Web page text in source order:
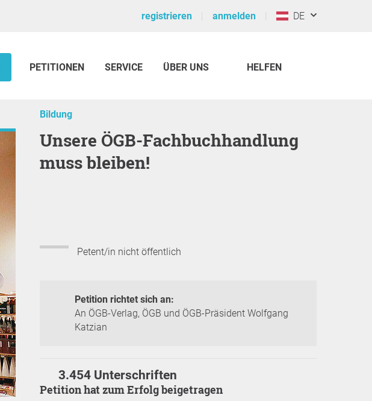
registrieren anmelden DE
PETITIONEN SERVICE ÜBER UNS HELFEN
Bildung
Unsere ÖGB-Fachbuchhandlung
muss bleiben!
Petent/in nicht öffentlich
Petition richtet sich an:
An ÖGB-Verlag, ÖGB und ÖGB-Präsident Wolfgang
Katzian
3.454 Unterschriften
Petition hat zum Erfolg beigetragen